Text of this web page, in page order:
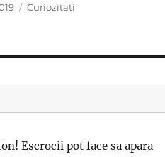
Categories
Curiozitati
Escrocii pot face sa apara